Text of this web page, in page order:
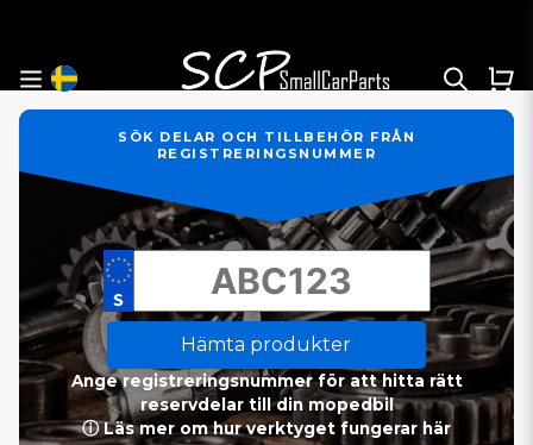
SÖK DELAR OCH TILLBEHÖR FRÅN
REGISTRERINGSNUMMER
Hämta produkter
Ange registreringsnummer för att hitta rätt
reservdelar till din mopedbil
ⓘ Läs mer om hur verktyget fungerar här